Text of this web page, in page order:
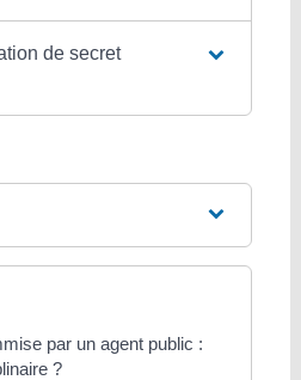
de secret
par un agent public :
?